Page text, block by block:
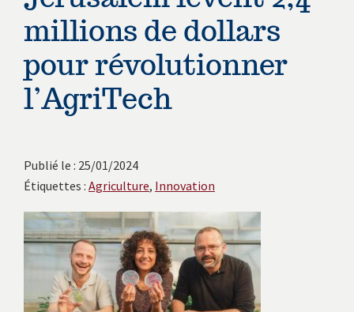
avec
les
européens.
millions de dollars
pour révolutionner
l’AgriTech
Publié le : 25/01/2024
Étiquettes : Agriculture, Innovation